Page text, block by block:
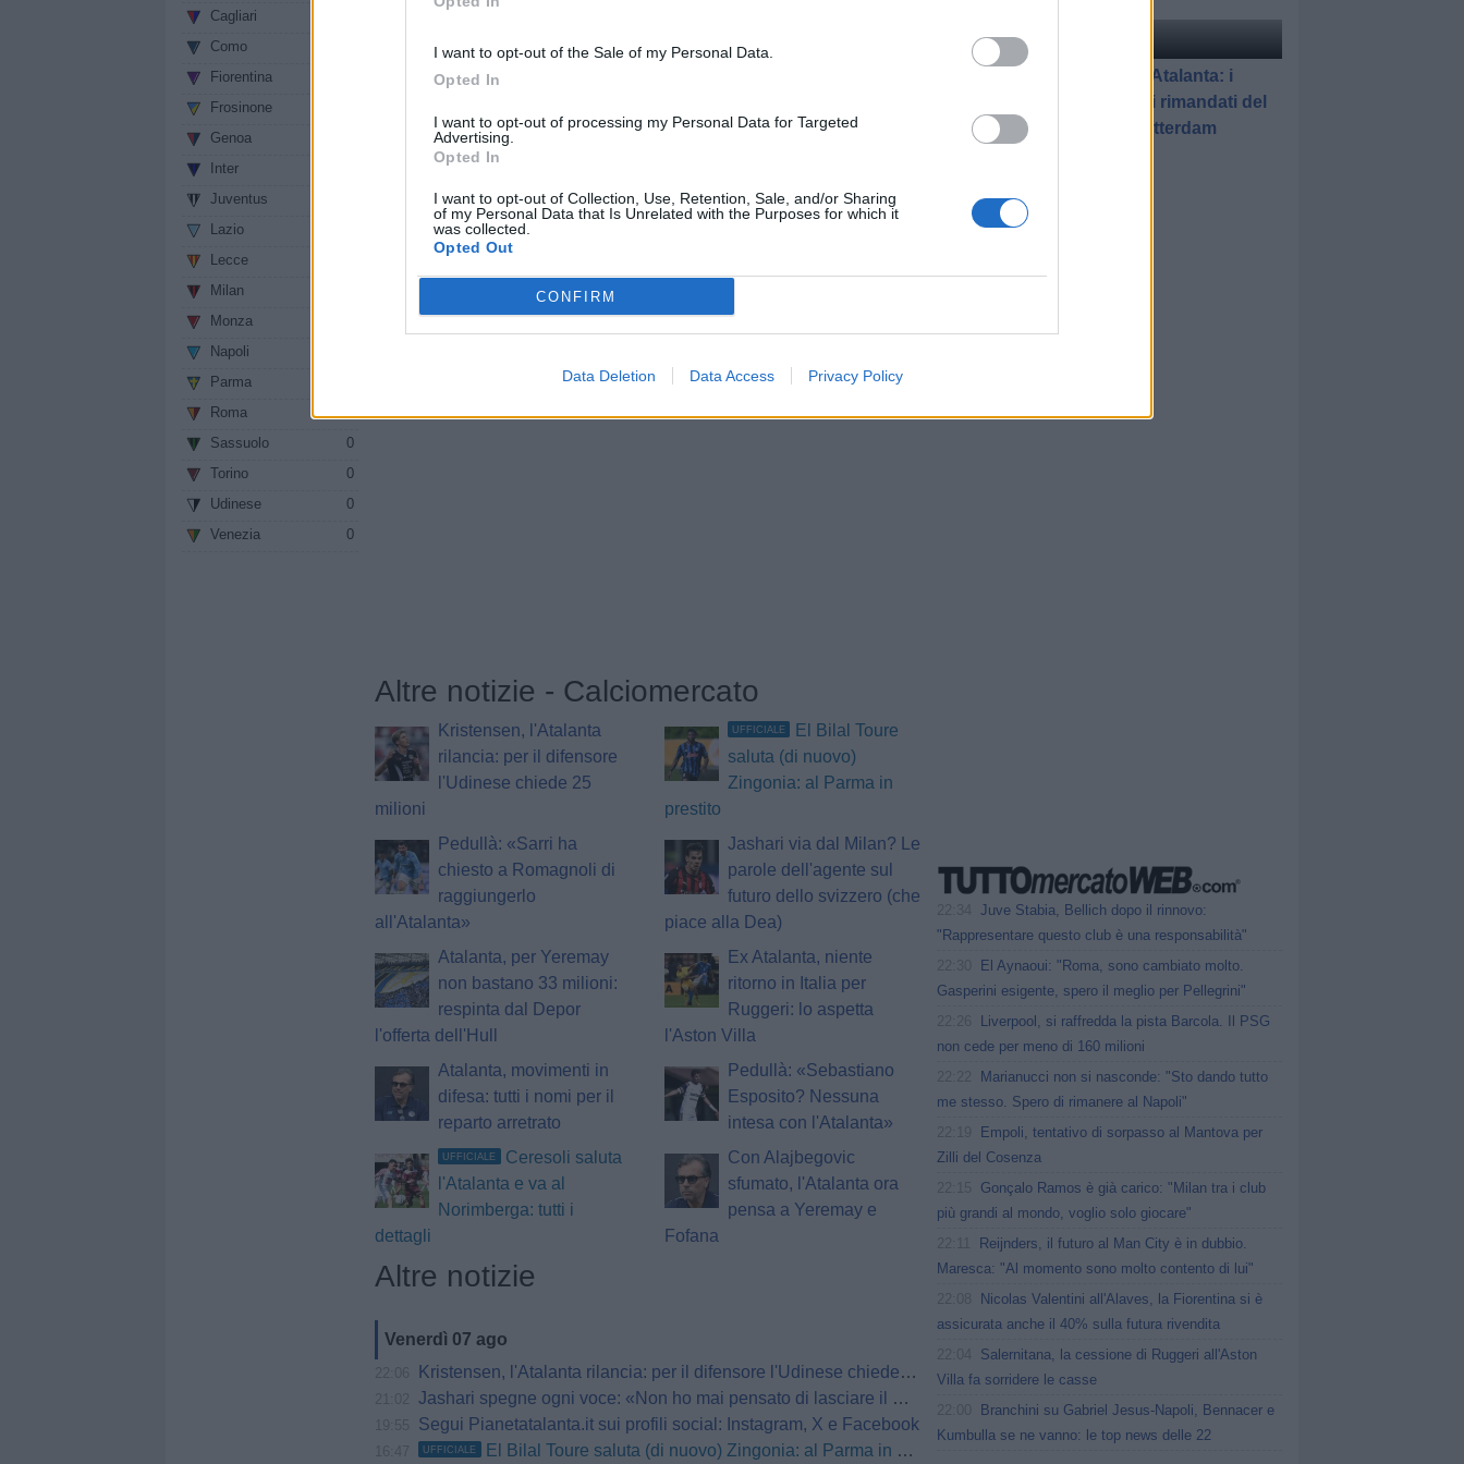
I want to opt-out of the Sale of my Personal Data.
Opted In
I want to opt-out of processing my Personal Data for Targeted
Advertising.
Opted In
I want to opt-out of Collection, Use, Retention, Sale, and/or Sharing
of my Personal Data that Is Unrelated with the Purposes for which it
was collected.
Opted Out
CONFIRM
Data Deletion Data Access Privacy Policy
Cagliari
Como
Fiorentina
Frosinone
Genoa
Inter
Juventus
Lazio
Lecce
Milan
Monza
Napoli
Parma
Roma
0
Sassuolo
0
Torino
0
Udinese
0
Venezia
0
Altre notizie - Calciomercato
Kristensen, l'Atalanta
rilancia: per il difensore
l'Udinese chiede 25
milioni
UFFICIALE
El Bilal Toure
saluta (di nuovo)
Zingonia: al Parma in
prestito
Pedullà: «Sarri ha
chiesto a Romagnoli di
raggiungerlo
all'Atalanta»
Jashari via dal Milan? Le
parole dell'agente sul
futuro dello svizzero (che
piace alla Dea)
Atalanta, per Yeremay
non bastano 33 milioni:
respinta dal Depor
l'offerta dell'Hull
Ex Atalanta, niente
ritorno in Italia per
Ruggeri: lo aspetta
l'Aston Villa
Atalanta, movimenti in
difesa: tutti i nomi per il
reparto arretrato
Pedullà: «Sebastiano
Esposito? Nessuna
intesa con l'Atalanta»
UFFICIALE
Ceresoli saluta
l'Atalanta e va al
Norimberga: tutti i
dettagli
Con Alajbegovic
sfumato, l'Atalanta ora
pensa a Yeremay e
Fofana
Altre notizie
Venerdì 07 ago
Kristensen, l'Atalanta rilancia: per il difensore l'Udinese chiede 25 milioni
Jashari spegne ogni voce: «Non ho mai pensato di lasciare il Milan»
Segui Pianetatalanta.it sui profili social: Instagram, X e Facebook
UFFICIALE El Bilal Toure saluta (di nuovo) Zingonia: al Parma in prestito
Pagelle di Gianluca Pirovano
Feyenoord-Atalanta: i
promossi e i rimandati del
match di Rotterdam
Juve Stabia, Bellich dopo il rinnovo:
"Rappresentare questo club è una responsabilità"
El Aynaoui: "Roma, sono cambiato molto.
Gasperini esigente, spero il meglio per Pellegrini"
Liverpool, si raffredda la pista Barcola. Il PSG
non cede per meno di 160 milioni
Marianucci non si nasconde: "Sto dando tutto
me stesso. Spero di rimanere al Napoli"
Empoli, tentativo di sorpasso al Mantova per
Zilli del Cosenza
Gonçalo Ramos è già carico: "Milan tra i club
più grandi al mondo, voglio solo giocare"
Reijnders, il futuro al Man City è in dubbio.
Maresca: "Al momento sono molto contento di lui"
Nicolas Valentini all'Alaves, la Fiorentina si è
assicurata anche il 40% sulla futura rivendita
Salernitana, la cessione di Ruggeri all'Aston
Villa fa sorridere le casse
Branchini su Gabriel Jesus-Napoli, Bennacer e
Kumbulla se ne vanno: le top news delle 22